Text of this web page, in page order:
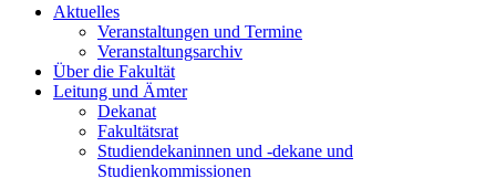
Aktuelles
Veranstaltungen und Termine
Veranstaltungsarchiv
Über die Fakultät
Leitung und Ämter
Dekanat
Fakultätsrat
Studiendekaninnen und -dekane und
Studienkommissionen